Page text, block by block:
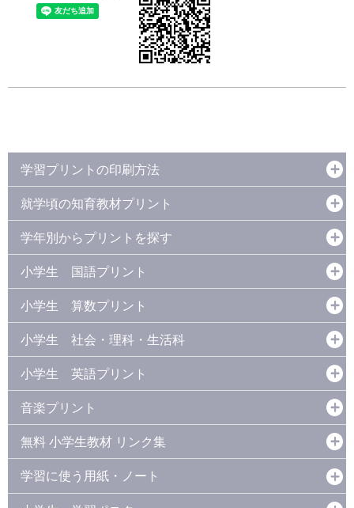
学習プリントの印刷方法
就学頃の知育教材プリント
学年別からプリントを探す
小学生 国語プリント
小学生 算数プリント
小学生 社会・理科・生活科
小学生 英語プリント
音楽プリント
無料 小学生教材 リンク集
学習に使う用紙・ノート